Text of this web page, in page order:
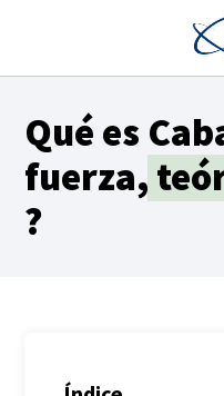
Qué es
fuerza,
?